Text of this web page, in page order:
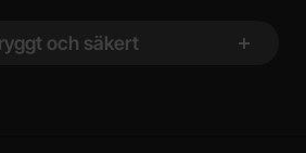
och säkert